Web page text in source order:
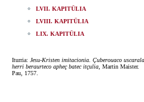
LVII. KAPITÜLIA
LVIII. KAPITÜLIA
LIX. KAPITÜLIA
Iturria: Jesu-Kristen imitacionia. Çuberouaco uscarala,
herri beraurteco apheç batec itçulia , Martin Maister.
Pau, 1757.